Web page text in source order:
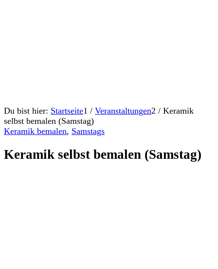
Du bist hier: Startseite1 / Veranstaltungen2 / Keramik
selbst bemalen (Samstag)
Keramik bemalen, Samstags
Keramik selbst bemalen (Samstag)